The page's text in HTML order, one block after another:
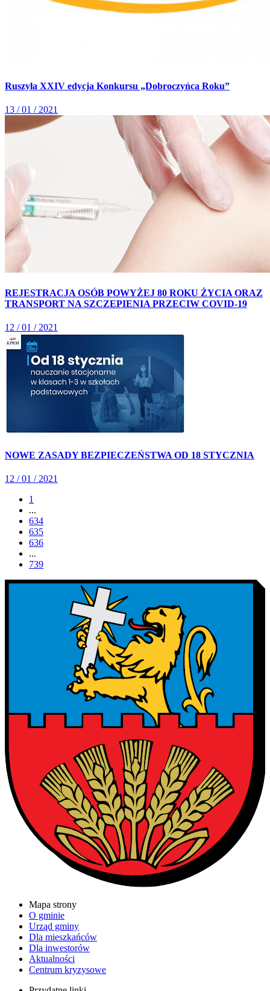
Ruszyła XXIV edycja Konkursu „Dobroczyńca Roku”
13 / 01 / 2021
REJESTRACJA OSÓB POWYŻEJ 80 ROKU ŻYCIA ORAZ
TRANSPORT NA SZCZEPIENIA PRZECIW COVID-19
12 / 01 / 2021
NOWE ZASADY BEZPIECZEŃSTWA OD 18 STYCZNIA
12 / 01 / 2021
1
...
634
635
636
...
739
Mapa strony
O gminie
Urząd gminy
Dla mieszkańców
Dla inwestorów
Aktualności
Centrum kryzysowe